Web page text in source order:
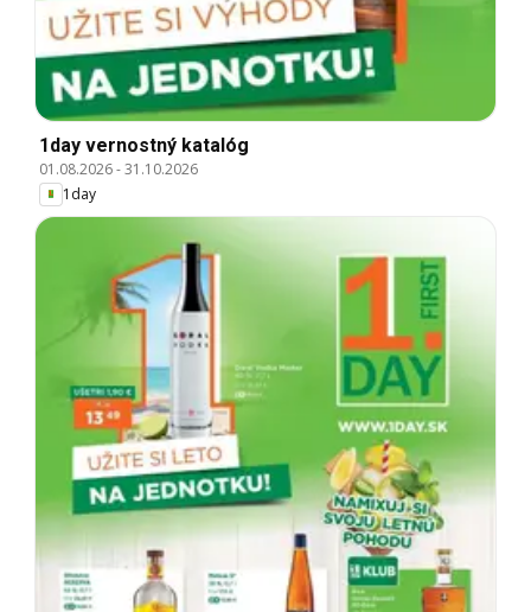
1day vernostný katalóg
01.08.2026-31.10.2026
1day